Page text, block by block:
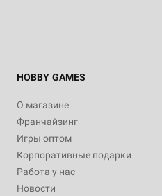
HOBBY GAMES
О магазине
Франчайзинг
Игры оптом
Корпоративные подарки
Работа у нас
Новости